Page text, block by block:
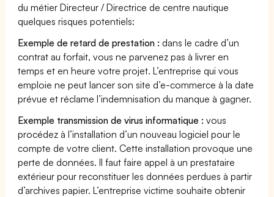
du métier Directeur / Directrice de centre nautique
quelques risques potentiels:
Exemple de retard de prestation : dans le cadre d’un
contrat au forfait, vous ne parvenez pas à livrer en
temps et en heure votre projet. L’entreprise qui vous
emploie ne peut lancer son site d’e-commerce à la date
prévue et réclame l’indemnisation du manque à gagner.
Exemple transmission de virus informatique : vous
procédez à l’installation d’un nouveau logiciel pour le
compte de votre client. Cette installation provoque une
perte de données. Il faut faire appel à un prestataire
extérieur pour reconstituer les données perdues à partir
d’archives papier. L’entreprise victime souhaite obtenir